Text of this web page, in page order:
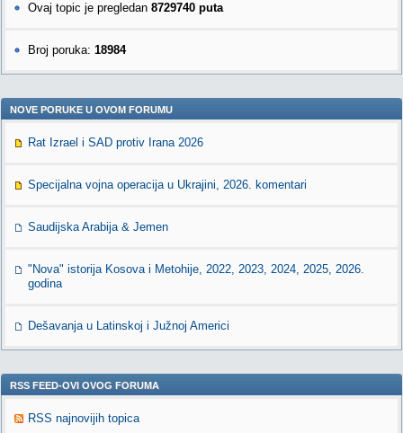
Ovaj topic je pregledan 8729740 puta
Broj poruka: 18984
NOVE PORUKE U OVOM FORUMU
Rat Izrael i SAD protiv Irana 2026
Specijalna vojna operacija u Ukrajini, 2026. komentari
Saudijska Arabija & Jemen
"Nova" istorija Kosova i Metohije, 2022, 2023, 2024, 2025, 2026.
godina
Dešavanja u Latinskoj i Južnoj Americi
RSS FEED-OVI OVOG FORUMA
RSS najnovijih topica